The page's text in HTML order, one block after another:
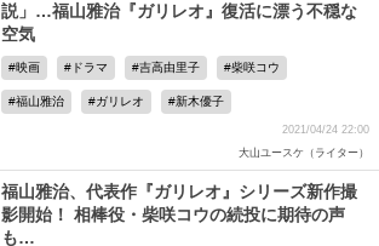
説」…福山雅治『ガリレオ』復活に漂う不穏な
空気
映画 ドラマ 吉高由里子 柴咲コウ
福山雅治 ガリレオ 新木優子
2021/04/24 22:00
大山ユースケ（ライター）
福山雅治、代表作『ガリレオ』シリーズ新作撮
影開始！ 相棒役・柴咲コウの続投に期待の声
も…